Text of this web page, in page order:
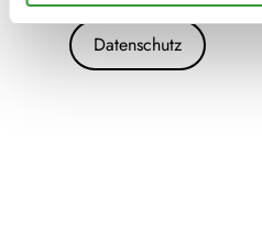
Datenschutz